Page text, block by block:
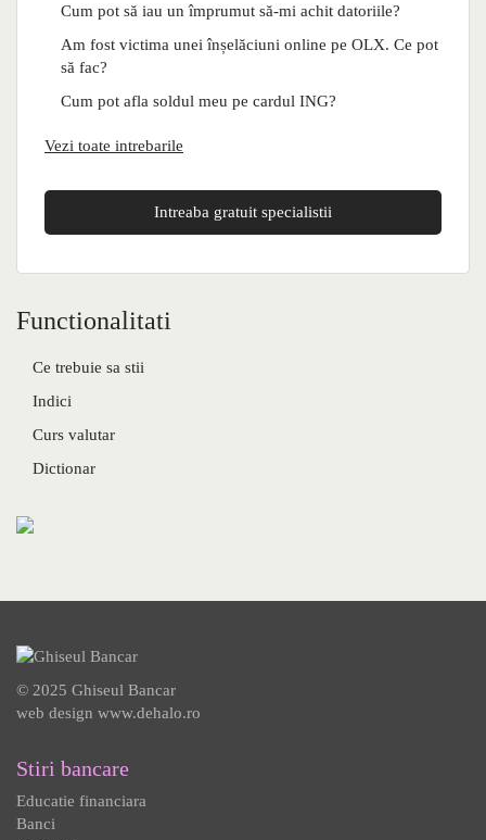
Cum pot să iau un împrumut să-mi achit datoriile?
Am fost victima unei înșelăciuni online pe OLX. Ce pot
să fac?
Cum pot afla soldul meu pe cardul ING?
Vezi toate intrebarile
Intreaba gratuit specialistii
Functionalitati
Ce trebuie sa stii
Indici
Curs valutar
Dictionar
© 2025 Ghiseul Bancar
web design www.dehalo.ro
Stiri bancare
Educatie financiara
Banci